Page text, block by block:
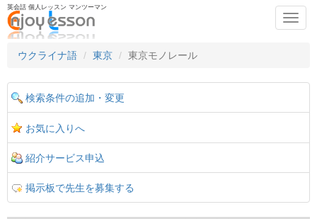
英会話 個人レッスン マンツーマン
ウクライナ語
東京 東京モノレール
検索条件の追加・変更
お気に入りへ
紹介サービス申込
掲示板で先生を募集する